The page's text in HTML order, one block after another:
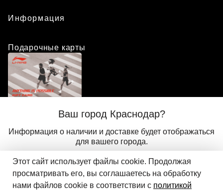
Ваш город Краснодар?
Информация о наличии и доставке будет отображаться
для вашего города.
Информация
Подарочные карты
Положение о программе лояльности
Присоединиться
© 2024 ООО «АДМИКС СПОРТ», официальный дистрибьютор
Li-Ning в России
Этот сайт использует файлы cookie. Продолжая
просматривать его, вы соглашаетесь на обработку
нами файлов cookie в соответствии с политикой